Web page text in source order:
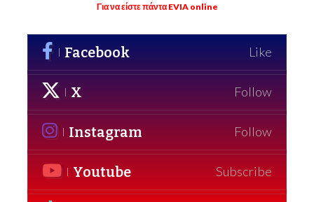
Για να είστε πάντα EVIA online
Facebook Like
X Follow
Instagram Follow
Youtube Subscribe